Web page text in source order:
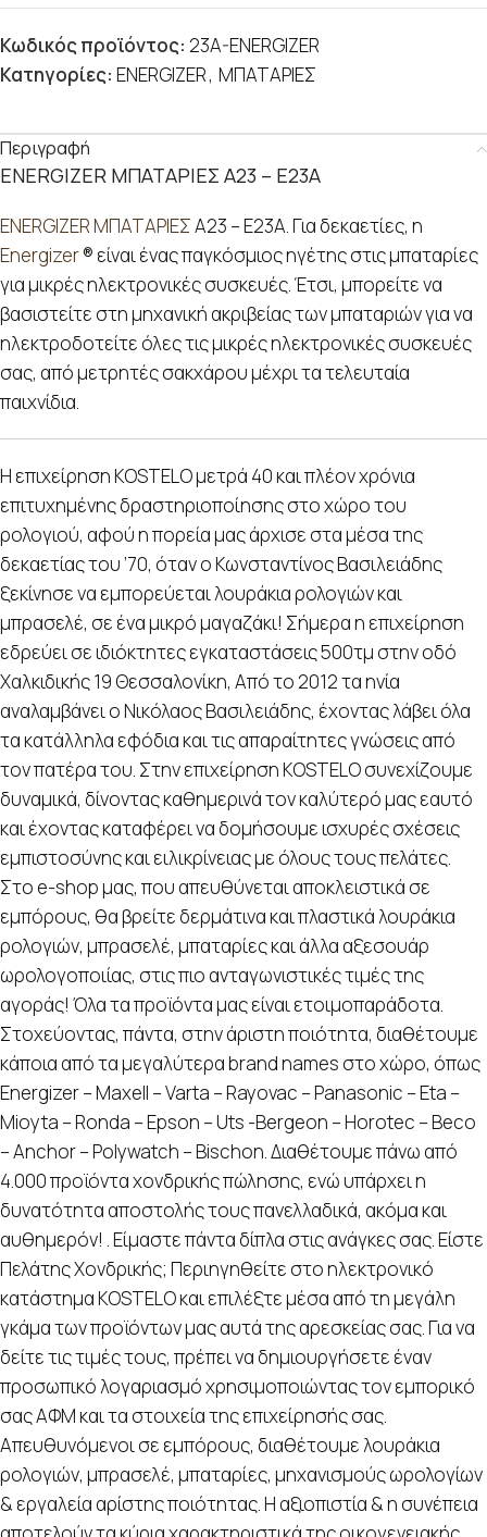
Κωδικός προϊόντος: 23A-ENERGIZER
Κατηγορίες: ENERGIZER, ΜΠΑΤΑΡΙΕΣ
Περιγραφή
ENERGIZER ΜΠΑΤΑΡΙΕΣ A23 – E23A
ENERGIZER ΜΠΑΤΑΡΙΕΣA23 – E23A. Για δεκαετίες, η
Energizer® είναι ένας παγκόσμιος ηγέτης στις μπαταρίες
για μικρές ηλεκτρονικές συσκευές. Έτσι, μπορείτε να
βασιστείτε στη μηχανική ακριβείας των μπαταριών για να
ηλεκτροδοτείτε όλες τις μικρές ηλεκτρονικές συσκευές
σας, από μετρητές σακχάρου μέχρι τα τελευταία
παιχνίδια.
Η επιχείρηση KOSTELO μετρά 40 και πλέον χρόνια
επιτυχημένης δραστηριοποίησης στο χώρο του
ρολογιού, αφού η πορεία μας άρχισε στα μέσα της
δεκαετίας του ’70, όταν ο Κωνσταντίνος Βασιλειάδης
ξεκίνησε να εμπορεύεται λουράκια ρολογιών και
μπρασελέ, σε ένα μικρό μαγαζάκι! Σήμερα η επιχείρηση
εδρεύει σε ιδιόκτητες εγκαταστάσεις 500τμ στην οδό
Χαλκιδικής 19 Θεσσαλονίκη, Από το 2012 τα ηνία
αναλαμβάνει ο Νικόλαος Βασιλειάδης, έχοντας λάβει όλα
τα κατάλληλα εφόδια και τις απαραίτητες γνώσεις από
τον πατέρα του. Στην επιχείρηση KOSTELO συνεχίζουμε
δυναμικά, δίνοντας καθημερινά τον καλύτερό μας εαυτό
και έχοντας καταφέρει να δομήσουμε ισχυρές σχέσεις
εμπιστοσύνης και ειλικρίνειας με όλους τους πελάτες.
Στο e-shop μας, που απευθύνεται αποκλειστικά σε
εμπόρους, θα βρείτε δερμάτινα και πλαστικά λουράκια
ρολογιών, μπρασελέ, μπαταρίες και άλλα αξεσουάρ
ωρολογοποιίας, στις πιο ανταγωνιστικές τιμές της
αγοράς! Όλα τα προϊόντα μας είναι ετοιμοπαράδοτα.
Στοχεύοντας, πάντα, στην άριστη ποιότητα, διαθέτουμε
κάποια από τα μεγαλύτερα brand names στο χώρο, όπως
Energizer – Maxell – Varta – Rayovac – Panasonic – Eta –
Mioyta – Ronda – Epson – Uts -Bergeon – Horotec – Beco
– Anchor – Polywatch – Bischon. Διαθέτουμε πάνω από
4.000 προϊόντα χονδρικής πώλησης, ενώ υπάρχει η
δυνατότητα αποστολής τους πανελλαδικά, ακόμα και
αυθημερόν! . Είμαστε πάντα δίπλα στις ανάγκες σας. Είστε
Πελάτης Χονδρικής; Περιηγηθείτε στο ηλεκτρονικό
κατάστημα KOSTELO και επιλέξτε μέσα από τη μεγάλη
γκάμα των προϊόντων μας αυτά της αρεσκείας σας. Για να
δείτε τις τιμές τους, πρέπει να δημιουργήσετε έναν
προσωπικό λογαριασμό χρησιμοποιώντας τον εμπορικό
σας ΑΦΜ και τα στοιχεία της επιχείρησής σας.
Απευθυνόμενοι σε εμπόρους, διαθέτουμε λουράκια
ρολογιών, μπρασελέ, μπαταρίες, μηχανισμούς ωρολογίων
& εργαλεία αρίστης ποιότητας. Η αξιοπιστία & η συνέπεια